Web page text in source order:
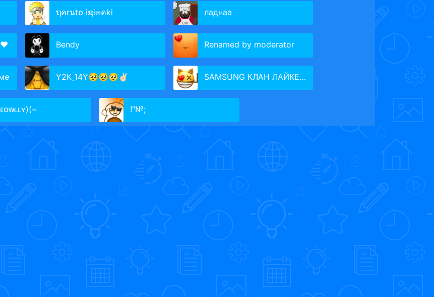
ຖคrนt໐ iຊi๓คki ладнаа
Bendy Renamed by moderator
Y2K_14Y🥺🥹🥺✌🏻 SAMSUNG КЛАН ЛАЙКЕРЫ ГЛАВА
!″№;